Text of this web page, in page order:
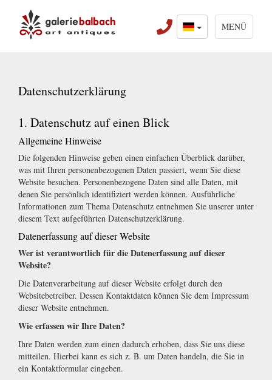
MENÜ
Datenschutzerklärung
1. Datenschutz auf einen Blick
Allgemeine Hinweise
Die folgenden Hinweise geben einen einfachen Überblick darüber,
was mit Ihren personenbezogenen Daten passiert, wenn Sie diese
Website besuchen. Personenbezogene Daten sind alle Daten, mit
denen Sie persönlich identifiziert werden können. Ausführliche
Informationen zum Thema Datenschutz entnehmen Sie unserer unter
diesem Text aufgeführten Datenschutzerklärung.
Datenerfassung auf dieser Website
Wer ist verantwortlich für die Datenerfassung auf dieser
Website?
Die Datenverarbeitung auf dieser Website erfolgt durch den
Websitebetreiber. Dessen Kontaktdaten können Sie dem Impressum
dieser Website entnehmen.
Wie erfassen wir Ihre Daten?
Ihre Daten werden zum einen dadurch erhoben, dass Sie uns diese
mitteilen. Hierbei kann es sich z. B. um Daten handeln, die Sie in
ein Kontaktformular eingeben.